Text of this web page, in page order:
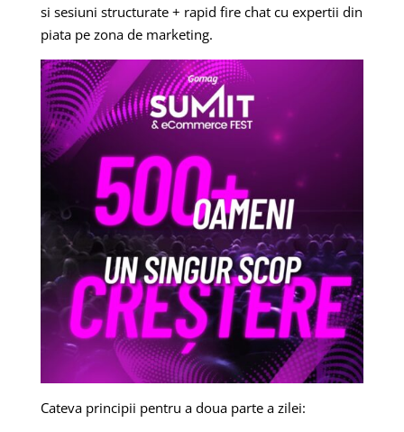
si sesiuni structurate + rapid fire chat cu expertii din
piata pe zona de marketing.
Cateva principii pentru a doua parte a zilei: